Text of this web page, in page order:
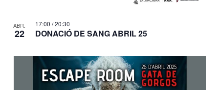
ABR.
22 DONACIÓ DE SANG ABRIL 25
17:00 / 20:30